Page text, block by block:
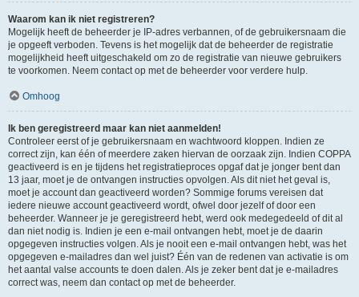
Waarom kan ik niet registreren?
Mogelijk heeft de beheerder je IP-adres verbannen, of de gebruikersnaam die
je opgeeft verboden. Tevens is het mogelijk dat de beheerder de registratie
mogelijkheid heeft uitgeschakeld om zo de registratie van nieuwe gebruikers
te voorkomen. Neem contact op met de beheerder voor verdere hulp.
Omhoog
Ik ben geregistreerd maar kan niet aanmelden!
Controleer eerst of je gebruikersnaam en wachtwoord kloppen. Indien ze
correct zijn, kan één of meerdere zaken hiervan de oorzaak zijn. Indien COPPA
geactiveerd is en je tijdens het registratieproces opgaf dat je jonger bent dan
13 jaar, moet je de ontvangen instructies opvolgen. Als dit niet het geval is,
moet je account dan geactiveerd worden? Sommige forums vereisen dat
iedere nieuwe account geactiveerd wordt, ofwel door jezelf of door een
beheerder. Wanneer je je geregistreerd hebt, werd ook medegedeeld of dit al
dan niet nodig is. Indien je een e-mail ontvangen hebt, moet je de daarin
opgegeven instructies volgen. Als je nooit een e-mail ontvangen hebt, was het
opgegeven e-mailadres dan wel juist? Één van de redenen van activatie is om
het aantal valse accounts te doen dalen. Als je zeker bent dat je e-mailadres
correct was, neem dan contact op met de beheerder.